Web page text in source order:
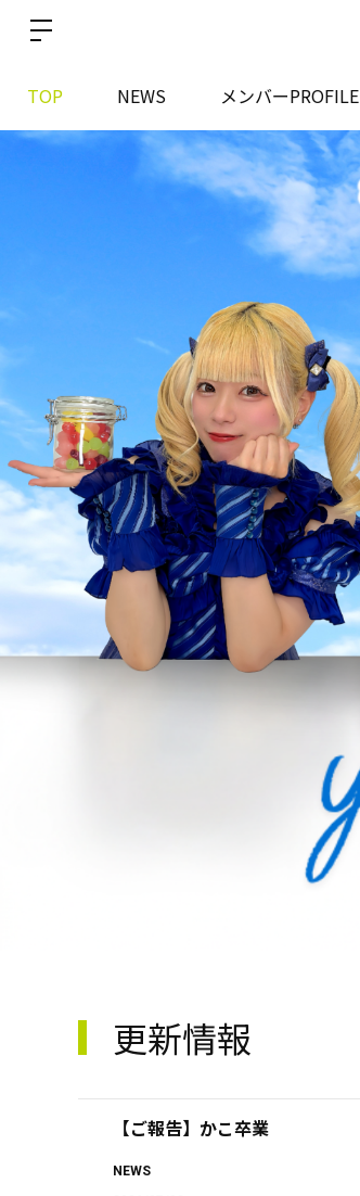
TOP NEWS メンバーPROFILE
更新情報
【ご報告】かこ卒業
NEWS